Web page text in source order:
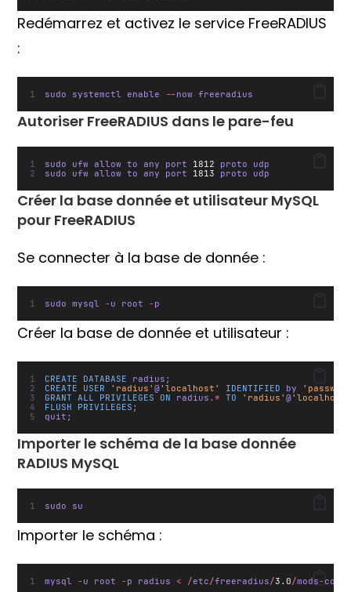
Redémarrez et activez le service FreeRADIUS
:
sudo systemctl enable -- now freeradius
Autoriser FreeRADIUS dans le pare-feu
sudo ufw allow to any port 1812 proto udp
sudo ufw allow to any port 1813 proto udp
Créer la base donnée et utilisateur MySQL
pour FreeRADIUS
Se connecter à la base de donnée :
sudo mysql - u root - p
Créer la base de donnée et utilisateur :
CREATE DATABASE radius;
CREATE
USER 'radius'@'localhost' IDENTIFIED by
GRANT ALL PRIVILEGES ON radius.* TO 'radius'@
FLUSH
PRIVILEGES ;
quit;
Importer le schéma de la base donnée
RADIUS MySQL
sudo su
Importer le schéma :
mysql - u root - p radius < /etc/freeradius/3.0/mods-